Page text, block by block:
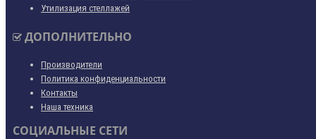
Утилизация стеллажей
ДОПОЛНИТЕЛЬНО
Производители
Политика конфиденциальности
Контакты
Наша техника
СОЦИАЛЬНЫЕ СЕТИ